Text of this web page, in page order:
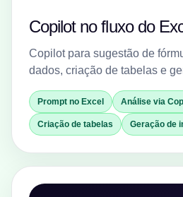
Copilot no fluxo do
Copilot para sugestão de
dados, criação de tabelas e
Prompt no Excel Análise via
Criação de tabelas Geração de